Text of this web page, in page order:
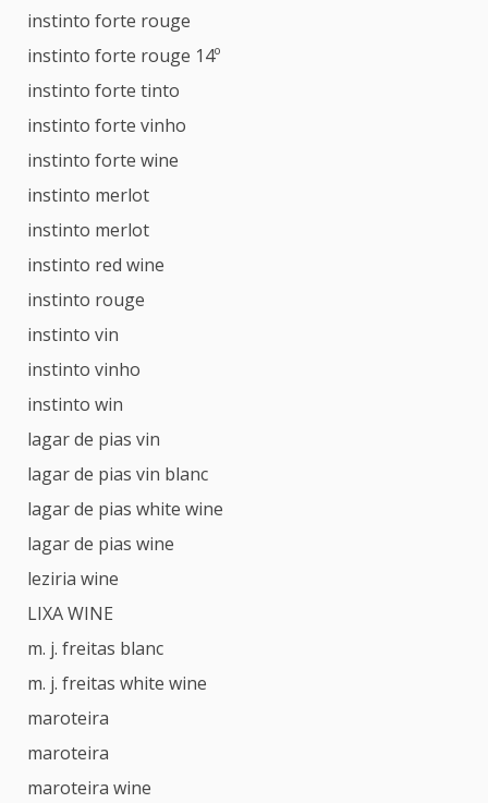
instinto forte rouge
instinto forte rouge 14º
instinto forte tinto
instinto forte vinho
instinto forte wine
instinto merlot
instinto merlot
instinto red wine
instinto rouge
instinto vin
instinto vinho
instinto win
lagar de pias vin
lagar de pias vin blanc
lagar de pias white wine
lagar de pias wine
leziria wine
LIXA WINE
m. j. freitas blanc
m. j. freitas white wine
maroteira
maroteira
maroteira wine